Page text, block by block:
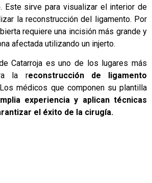
Este sirve para visualizar el interior de
la reconstrucción del ligamento. Por
requiere una incisión más grande y
afectada utilizando un injerto.
Catarroja es uno de los lugares más
la reconstrucción de ligamento
médicos que componen su plantilla
experiencia y aplican técnicas
el éxito de la cirugía.